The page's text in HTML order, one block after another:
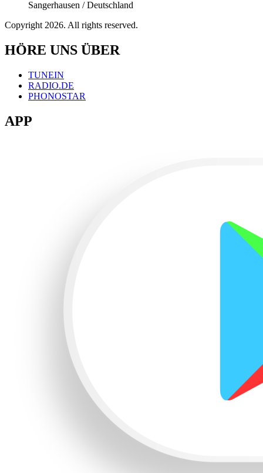
Sangerhausen / Deutschland
Copyright 2026. All rights reserved.
HÖRE UNS ÜBER
TUNEIN
RADIO.DE
PHONOSTAR
APP